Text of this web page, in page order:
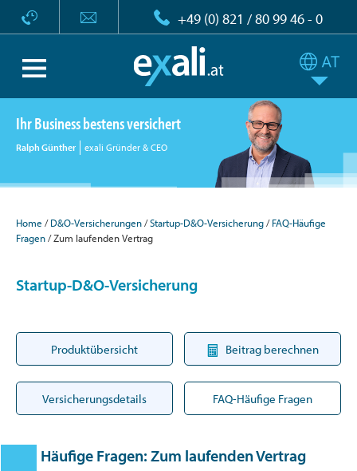
+49 (0) 821 / 80 99 46 - 0
Ihr Business bestens versichert
Ralph Günther exali Gründer & CEO
Home D&O-Versicherungen Startup-D&O-Versicherung
FAQ-Häufige
Fragen
Zum laufenden Vertrag
Startup-D&O-Versicherung
Produktübersicht Beitrag berechnen
Versicherungsdetails FAQ-Häufige Fragen
Häufige Fragen: Zum laufenden Vertrag